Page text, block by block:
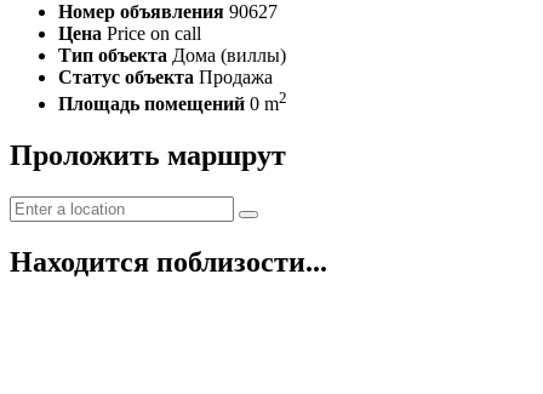
Номер объявления 90627
Цена Price on call
Тип объекта Дома (виллы)
Статус объекта Продажа
Площадь помещений 0 m2
Проложить маршрут
Находится поблизости...